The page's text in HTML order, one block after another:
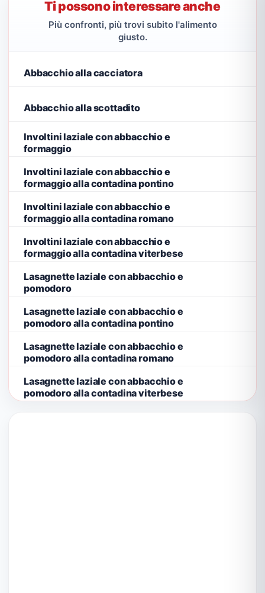
Ti possono interessare anche
Più confronti, più trovi subito l'alimento
giusto.
Abbacchio alla cacciatora
Abbacchio alla scottadito
Involtini laziale con abbacchio e
formaggio
Involtini laziale con abbacchio e
formaggio alla contadina pontino
Involtini laziale con abbacchio e
formaggio alla contadina romano
Involtini laziale con abbacchio e
formaggio alla contadina viterbese
Lasagnette laziale con abbacchio e
pomodoro
Lasagnette laziale con abbacchio e
pomodoro alla contadina pontino
Lasagnette laziale con abbacchio e
pomodoro alla contadina romano
Lasagnette laziale con abbacchio e
pomodoro alla contadina viterbese